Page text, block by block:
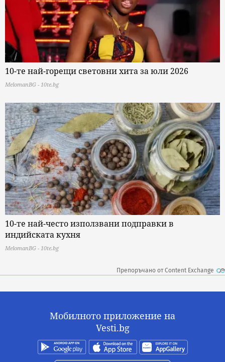
10-те най-горещи световни хита за юли 2026
MelomanBG - 10te.bg
10-те най-често използвани подправки в
индийската кухня
MelomanBG - 10te.bg
Препоръчано от Content Exchange
Мобилното приложение на
Vesti.bg